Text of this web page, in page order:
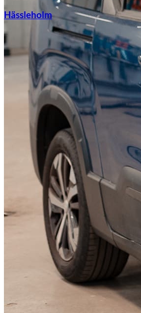
KGM Pickups
Fordonstyp
PickupTransportbilPersonbil
Visa alla fordon
Hässleholm